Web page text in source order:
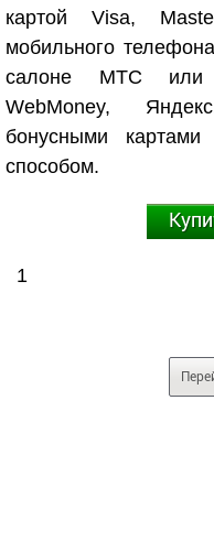
картой Visa,
мобильного
салоне МТС или
WebMoney,
бонусными
способом.
1